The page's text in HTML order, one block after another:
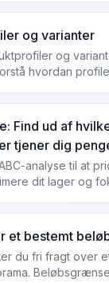
og varianter
og
hvordan
Find ud af
tjener dig
analyse til at
dit lager og
et bestemt
du fri fragt over